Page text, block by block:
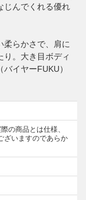
じんでくれる優れ
柔らかさで、肩に
。大き目ボディ
イヤーFUKU）
の商品とは仕様、
ざいますのであらか